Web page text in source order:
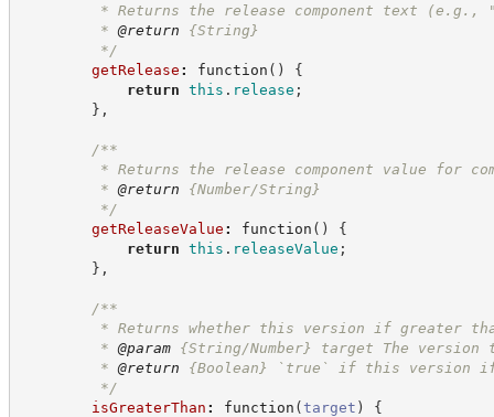
* Returns the release component text (e.g.,
* @return
{String}
*/
getRelease : function ( )
{
return this . release ;
} ,
/**
* Returns the release component value for
* @return {Number/String}
*/
getReleaseValue : function ( )
{
return this . releaseValue ;
} ,
/**
* Returns whether this version if greater than
* @param {String/Number} target The version
* @return {Boolean}
`true` if this version if
*/
isGreaterThan : function (target )
{